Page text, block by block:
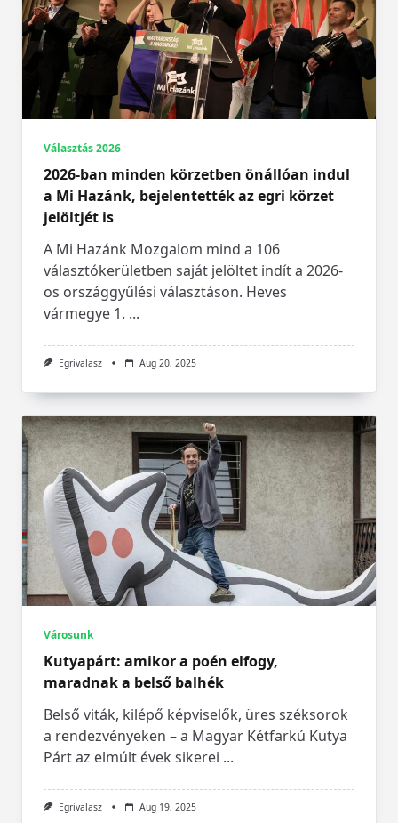
Választás 2026
2026-ban minden körzetben önállóan indul
a Mi Hazánk, bejelentették az egri körzet
jelöltjét is
A Mi Hazánk Mozgalom mind a 106
választókerületben saját jelöltet indít a 2026-
os országgyűlési választáson. Heves
vármegye 1. ...
Egrivalasz Aug 20, 2025
Városunk
Kutyapárt: amikor a poén elfogy,
maradnak a belső balhék
Belső viták, kilépő képviselők, üres széksorok
a rendezvényeken – a Magyar Kétfarkú Kutya
Párt az elmúlt évek sikerei ...
Egrivalasz Aug 19, 2025